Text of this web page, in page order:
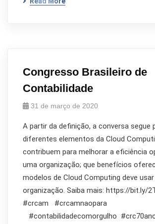
Congresso Brasileiro de
Contabilidade
31 de março de 2020
A partir da definição, a conversa segue
diferentes elementos da Cloud
contribuem para melhorar a eficiência
uma organização; que benefícios
modelos de Cloud Computing deve
organização. Saiba mais: https://bit.ly/
#crcam #crcamnaopara
#contabilidadecomorgulho